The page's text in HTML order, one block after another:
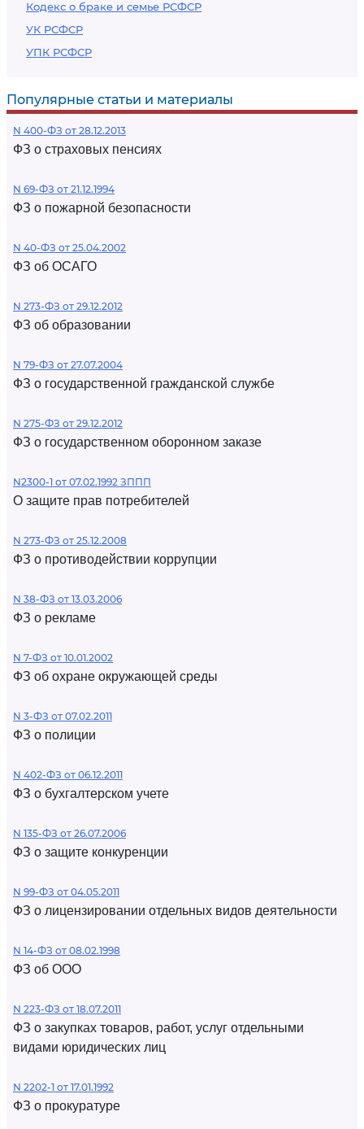
Кодекс о браке и семье РСФСР
УК РСФСР
УПК РСФСР
Популярные статьи и материалы
N 400-ФЗ от 28.12.2013
ФЗ о страховых пенсиях
N 69-ФЗ от 21.12.1994
ФЗ о пожарной безопасности
N 40-ФЗ от 25.04.2002
ФЗ об ОСАГО
N 273-ФЗ от 29.12.2012
ФЗ об образовании
N 79-ФЗ от 27.07.2004
ФЗ о государственной гражданской службе
N 275-ФЗ от 29.12.2012
ФЗ о государственном оборонном заказе
N2300-1 от 07.02.1992 ЗППП
О защите прав потребителей
N 273-ФЗ от 25.12.2008
ФЗ о противодействии коррупции
N 38-ФЗ от 13.03.2006
ФЗ о рекламе
N 7-ФЗ от 10.01.2002
ФЗ об охране окружающей среды
N 3-ФЗ от 07.02.2011
ФЗ о полиции
N 402-ФЗ от 06.12.2011
ФЗ о бухгалтерском учете
N 135-ФЗ от 26.07.2006
ФЗ о защите конкуренции
N 99-ФЗ от 04.05.2011
ФЗ о лицензировании отдельных видов деятельности
N 14-ФЗ от 08.02.1998
ФЗ об ООО
N 223-ФЗ от 18.07.2011
ФЗ о закупках товаров, работ, услуг отдельными
видами юридических лиц
N 2202-1 от 17.01.1992
ФЗ о прокуратуре